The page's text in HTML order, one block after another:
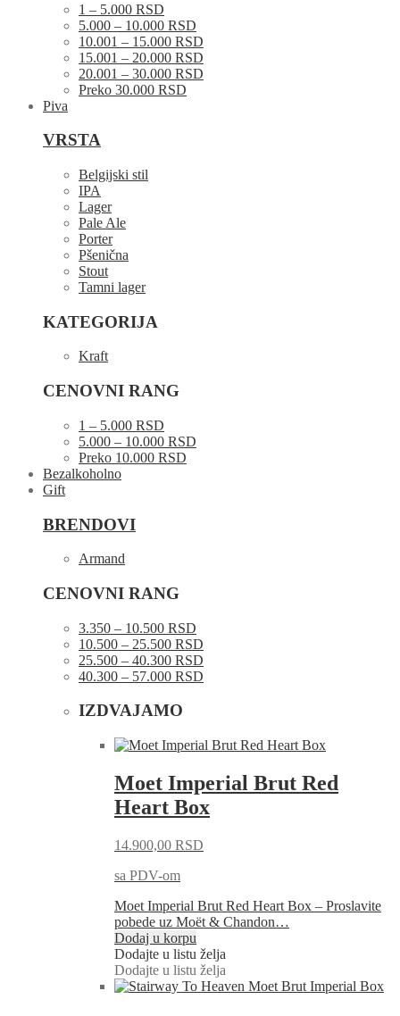
1 – 5.000 RSD
5.000 – 10.000 RSD
10.001 – 15.000 RSD
15.001 – 20.000 RSD
20.001 – 30.000 RSD
Preko 30.000 RSD
Piva
VRSTA
Belgijski stil
IPA
Lager
Pale Ale
Porter
Pšenična
Stout
Tamni lager
KATEGORIJA
Kraft
CENOVNI RANG
1 – 5.000 RSD
5.000 – 10.000 RSD
Preko 10.000 RSD
Bezalkoholno
Gift
BRENDOVI
Armand
CENOVNI RANG
3.350 – 10.500 RSD
10.500 – 25.500 RSD
25.500 – 40.300 RSD
40.300 – 57.000 RSD
IZDVAJAMO
Moet Imperial Brut Red
Heart Box
14.900,00 RSD
sa PDV-om
Moet Imperial Brut Red Heart Box – Proslavite
pobede uz Moët & Chandon…
Dodaj u korpu
Dodajte u listu želja
Dodajte u listu želja